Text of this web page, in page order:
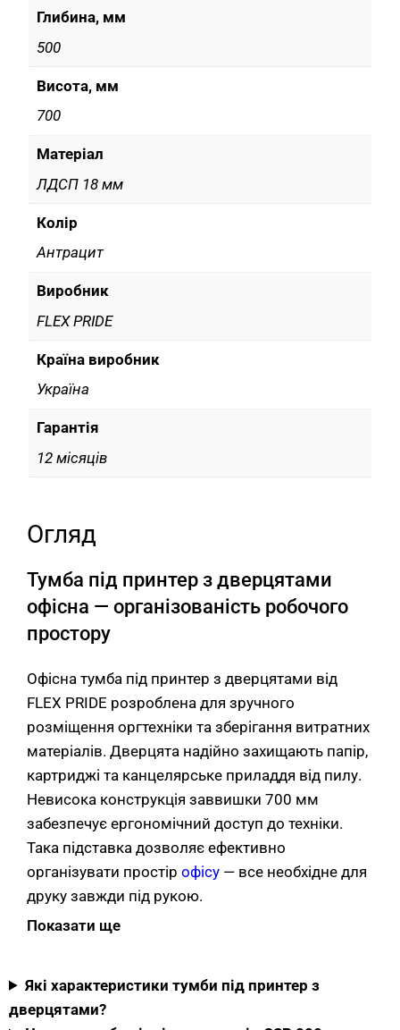
Глибина, мм
500
Висота, мм
700
Матеріал
ЛДСП 18 мм
Колір
Антрацит
Виробник
FLEX PRIDE
Країна виробник
Україна
Гарантія
12 місяців
Огляд
Тумба під принтер з дверцятами
офісна — організованість робочого
простору
Офісна тумба під принтер з дверцятами від
FLEX PRIDE розроблена для зручного
розміщення оргтехніки та зберігання витратних
матеріалів. Дверцята надійно захищають папір,
картриджі та канцелярське приладдя від пилу.
Невисока конструкція заввишки 700 мм
забезпечує ергономічний доступ до техніки.
Така підставка дозволяє ефективно
організувати простір офісу — все необхідне для
друку завжди під рукою.
Переваги тумби для принтера
Захист від пилу.
Показати ще
Які характеристики тумби під принтер з
дверцятами?